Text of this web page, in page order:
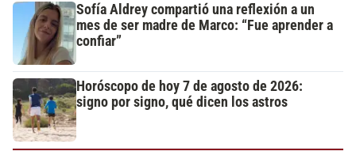
Sofía Aldrey compartió una reflexión a un
mes de ser madre de Marco: “Fue aprender a
confiar”
Horóscopo de hoy 7 de agosto de 2026:
signo por signo, qué dicen los astros